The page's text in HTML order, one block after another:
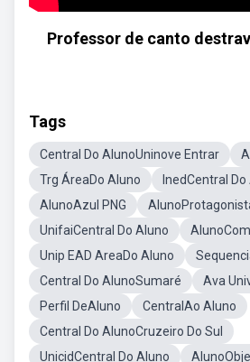
Professor de canto
Tags
Central Do AlunoUninove Entrar
Trg ÁreaDo Aluno
InedCentral Do
AlunoAzul PNG
UnifaiCentral Do Aluno
Unip EAD AreaDo Aluno
Central Do AlunoSumaré
Ava
Perfil DeAluno
CentralAo Aluno
Central Do AlunoCruzeiro Do Sul
UnicidCentral Do Aluno